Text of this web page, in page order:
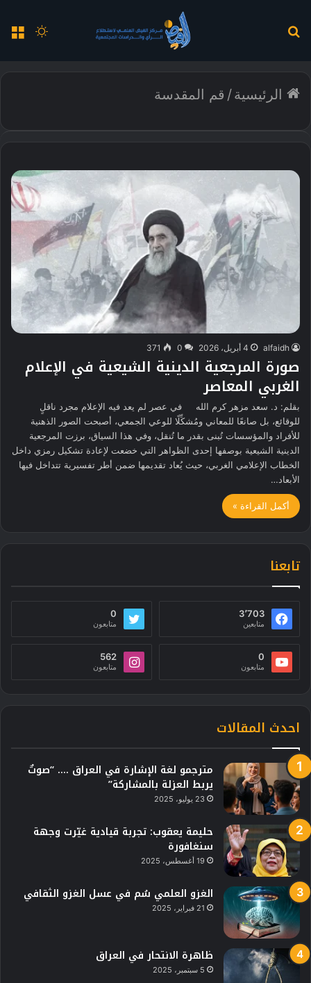
الوضع
الرئيسية/ قم المقدسة
alfaidh 4 أبريل، 2026 0
371
صورة المرجعية الدينية الشيعية في الإعلام
الغربي المعاصر
بقلم: د. سعد مزهر كرم الله في عصر لم يعد فيه الإعلام مجرد ناقلٍ
للوقائع، بل صانعًا للمعاني ومُشكِّلًا للوعي الجمعي، أصبحت الصور الذهنية
للأفراد والمؤسسات تُبنى بقدر ما تُنقل، وفي هذا السياق، برزت المرجعية
الدينية الشيعية بوصفها إحدى الظواهر التي خضعت لإعادة تشكيل رمزي داخل
الخطاب الإعلامي الغربي، حيث يُعاد تقديمها ضمن أطر تفسيرية تتداخل فيها
الأبعاد…
أكمل القراءة »
تابعنا
3٬703
متابعين
0
متابعون
0
متابعون
562
متابعون
احدث المقالات
مترجمو لغة الإشارة في العراق …. “صوتٌ
يربط العزلة بالمشاركة”
23 يوليو، 2025
حليمة يعقوب: تجربة قيادية غيّرت وجهة
سنغافورة
19 أغسطس، 2025
الغزو العلمي سُم في عسل الغزو الثقافي
21 فبراير، 2025
ظاهرة الانتحار في العراق
5 سبتمبر، 2025